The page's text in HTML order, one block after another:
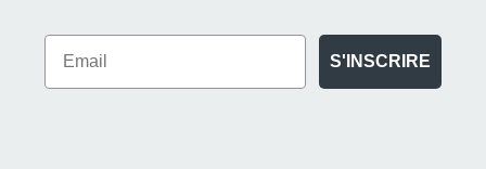
S'INSCRIRE